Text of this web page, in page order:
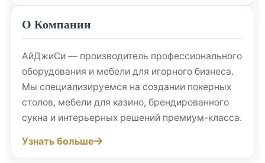
О Компании
АйДжиСи — производитель профессионального
оборудования и мебели для игорного бизнеса.
Мы специализируемся на создании покерных
столов, мебели для казино, брендированного
сукна и интерьерных решений премиум-класса.
Узнать больше